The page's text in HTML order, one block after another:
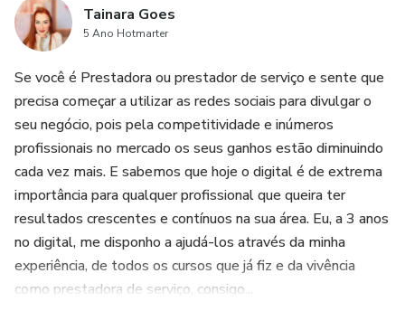
Tainara Goes
5 Ano Hotmarter
Se você é Prestadora ou prestador de serviço e sente que
precisa começar a utilizar as redes sociais para divulgar o
seu negócio, pois pela competitividade e inúmeros
profissionais no mercado os seus ganhos estão diminuindo
cada vez mais. E sabemos que hoje o digital é de extrema
importância para qualquer profissional que queira ter
resultados crescentes e contínuos na sua área. Eu, a 3 anos
no digital, me disponho a ajudá-los através da minha
experiência, de todos os cursos que já fiz e da vivência
como prestadora de serviço, consigo...